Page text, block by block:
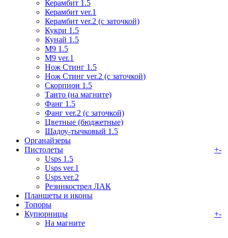
Керамбит 1.5
Керамбит ver.1
Керамбит ver.2 (с заточкой)
Кукри 1.5
Кунай 1.5
М9 1.5
М9 ver.1
Нож Стинг 1.5
Нож Стинг ver.2 (с заточкой)
Скорпион 1.5
Танто (на магните)
Фанг 1.5
Фанг ver.2 (с заточкой)
Цветные (бюджетные)
Шадоу-тычковый 1.5
Органайзеры
Пистолеты
+-
Usps 1.5
Usps ver.1
Usps ver.2
Резинкострел ЛАК
Планшеты и иконы
Топоры
Купюрницы
+-
На магните